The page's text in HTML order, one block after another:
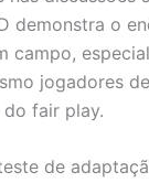
demonstra o
campo,
jogadores
fair play.
de